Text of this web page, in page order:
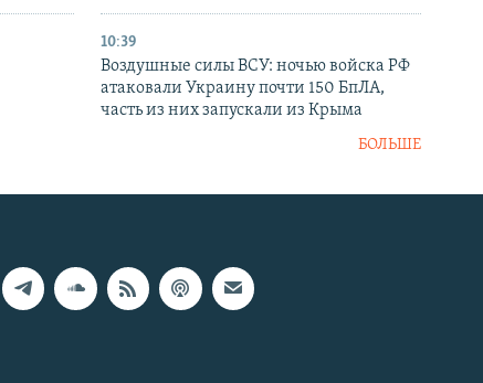
10:39
Воздушные силы ВСУ: ночью войска РФ
атаковали Украину почти 150 БпЛА,
часть из них запускали из Крыма
БОЛЬШЕ